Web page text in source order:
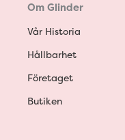
Om Glinder
Vår Historia
Hållbarhet
Företaget
Butiken